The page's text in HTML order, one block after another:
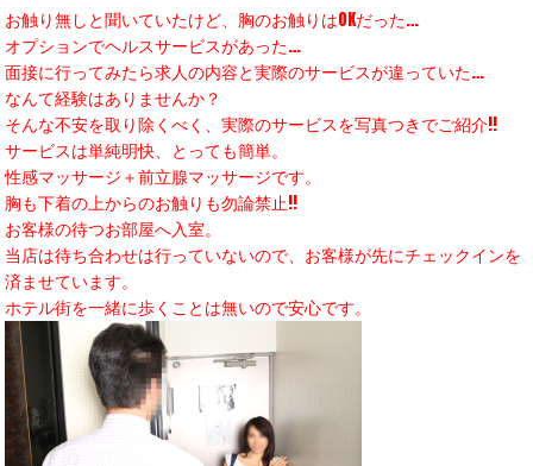
お触り無しと聞いていたけど、胸のお触りはOKだった…
オプションでヘルスサービスがあった…
面接に行ってみたら求人の内容と実際のサービスが違っていた…
なんて経験はありませんか？
そんな不安を取り除くべく、実際のサービスを写真つきでご紹介!!
サービスは単純明快、とっても簡単。
性感マッサージ＋前立腺マッサージです。
胸も下着の上からのお触りも勿論禁止!!
お客様の待つお部屋へ入室。
当店は待ち合わせは行っていないので、お客様が先にチェックインを
済ませています。
ホテル街を一緒に歩くことは無いので安心です。